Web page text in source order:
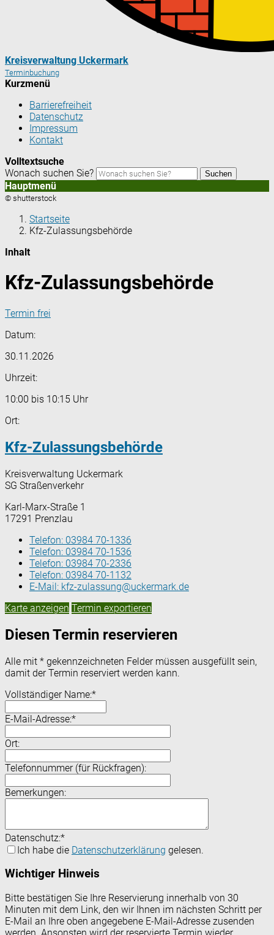
Kreisverwaltung Uckermark
Terminbuchung
Kurzmenü
Barrierefreiheit
Datenschutz
Impressum
Kontakt
Volltextsuche
Wonach suchen Sie?
Suchen
Hauptmenü
© shutterstock
Startseite
Kfz-Zulassungsbehörde
Inhalt
Kfz-Zulassungsbehörde
Termin frei
Datum:
30.11.2026
Uhrzeit:
10:00 bis 10:15 Uhr
Ort:
Kfz-Zulassungsbehörde
Kreisverwaltung Uckermark
SG Straßenverkehr
Karl-Marx-Straße 1
17291 Prenzlau
Telefon: 03984 70-1336
Telefon: 03984 70-1536
Telefon: 03984 70-2336
Telefon: 03984 70-1132
E-Mail: kfz-zulassung@uckermark.de
Karte anzeigen Termin exportieren
Diesen Termin reservieren
Alle mit * gekennzeichneten Felder müssen ausgefüllt sein,
damit der Termin reserviert werden kann.
Vollständiger Name:*
E-Mail-Adresse:*
Ort:
Telefonnummer (für Rückfragen):
Bemerkungen:
Datenschutz:*
Ich habe die Datenschutzerklärung gelesen.
Wichtiger Hinweis
Bitte bestätigen Sie Ihre Reservierung innerhalb von 30
Minuten mit dem Link, den wir Ihnen im nächsten Schritt per
E-Mail an Ihre oben angegebene E-Mail-Adresse zusenden